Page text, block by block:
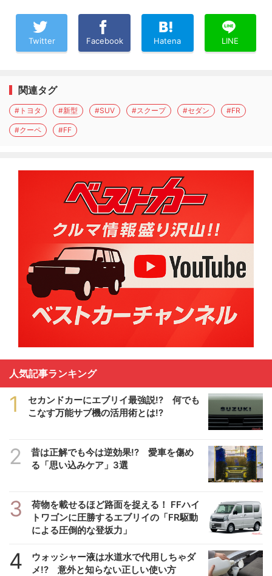
Twitter Facebook Hatena LINE
関連タグ
#トヨタ #新型 #SUV #スクープ #セダン #FR
#クーペ #FF
人気記事ランキング
1
セカンドカーにエブリイ最強説!? 何でも
こなす万能サブ機の活用術とは!?
2
昔は正解でも今は逆効果!? 愛車を傷め
る「思い込みケア」3選
3
荷物を載せるほど路面を捉える！ FFハイ
トワゴンに圧勝するエブリイの「FR駆動
による圧倒的な登坂力」
4
ウォッシャー液は水道水で代用しちゃダ
メ!? 意外と知らない正しい使い方